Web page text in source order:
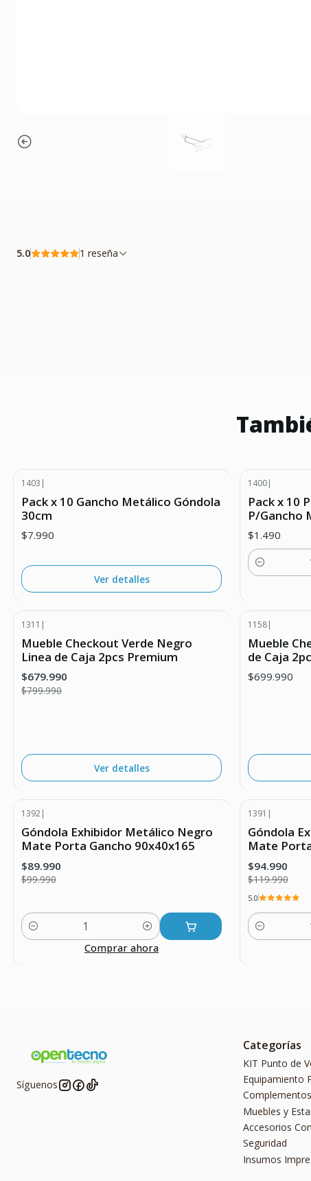
5.0 1 reseña
1403 |
Pack x 10 Gancho Metálico Góndola
30cm
$7.990
Ver detalles
1400|
Pack x 10
P/Gancho
$1.490
Cantidad
Agotado
1311 |
Mueble Checkout Verde Negro
Linea de Caja 2pcs Premium
$679.990
$799.990
Ver detalles
1158|
Mueble
de Caja
$699.990
1392|
Góndola Exhibidor Metálico Negro
Mate Porta Gancho 90x40x165
$89.990
$99.990
Cantidad
Comprar ahora
1391 |
Góndola
Mate
$94.990
$119.990
5.0
Cantidad
Síguenos
Categorías
KIT Punto de
Equipamiento
Muebles y
Accesorios
Seguridad
Insumos